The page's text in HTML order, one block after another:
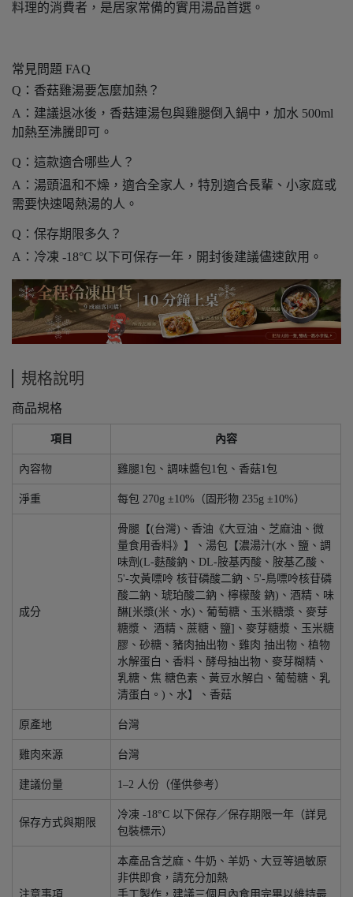
料理的消費者，是居家常備的實用湯品首選。
常見問題 FAQ
Q：香菇雞湯要怎麼加熱？
A：建議退冰後，香菇連湯包與雞腿倒入鍋中，加水 500ml
加熱至沸騰即可。
Q：這款適合哪些人？
A：湯頭溫和不燥，適合全家人，特別適合長輩、小家庭或
需要快速喝熱湯的人。
Q：保存期限多久？
A：冷凍 -18°C 以下可保存一年，開封後建議儘速飲用。
規格說明
商品規格
項目 內容
內容物 雞腿1包、調味醬包1包、香菇1包
淨重 每包 270g ±10%（固形物 235g ±10%）
成分
骨腿【(台灣)、香油《大豆油、芝麻油、微
量食用香料》】、湯包【濃湯汁(水、鹽、調
味劑(L-麩酸鈉、DL-胺基丙酸、胺基乙酸、
5'-次黃嘌呤 核苷磷酸二鈉、5'-鳥嘌呤核苷磷
酸二鈉、琥珀酸二鈉、檸檬酸 鈉)、酒精、味
醂[米漿(米、水)、葡萄糖、玉米糖漿、麥芽
糖漿、 酒精、蔗糖、鹽]、麥芽糖漿、玉米糖
膠、砂糖、豬肉抽出物、雞肉 抽出物、植物
水解蛋白、香料、酵母抽出物、麥芽糊精、
乳糖、焦 糖色素、黃豆水解白、葡萄糖、乳
清蛋白。)、水】、香菇
原產地 台灣
雞肉來源 台灣
建議份量 1–2 人份（僅供參考）
保存方式與期限
冷凍 -18°C 以下保存／保存期限一年（詳見
包裝標示）
注意事項
本產品含芝麻、牛奶、羊奶、大豆等過敏原
非供即食，請充分加熱
手工製作，建議三個月內食用完畢以維持最